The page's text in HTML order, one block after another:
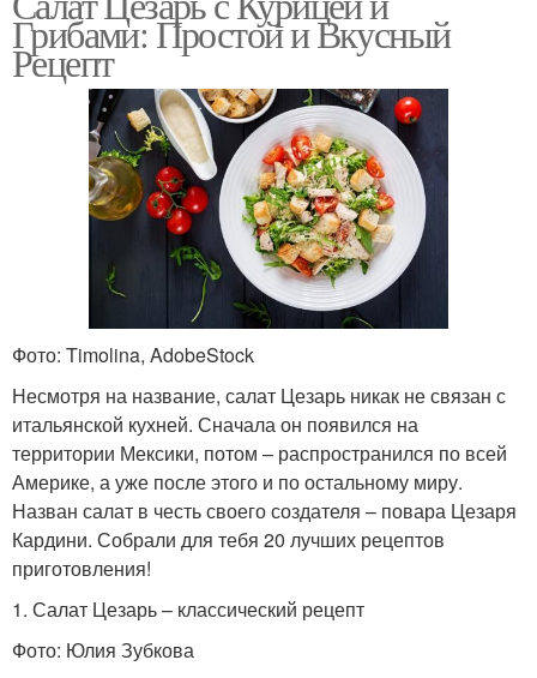
Грибами: Простой и Вкусный
Рецепт
Фото: Timolina, AdobeStock
Несмотря на название, салат Цезарь никак не связан с
итальянской кухней. Сначала он появился на
территории Мексики, потом – распространился по всей
Америке, а уже после этого и по остальному миру.
Назван салат в честь своего создателя – повара Цезаря
Кардини. Собрали для тебя 20 лучших рецептов
приготовления!
1. Салат Цезарь – классический рецепт
Фото: Юлия Зубкова